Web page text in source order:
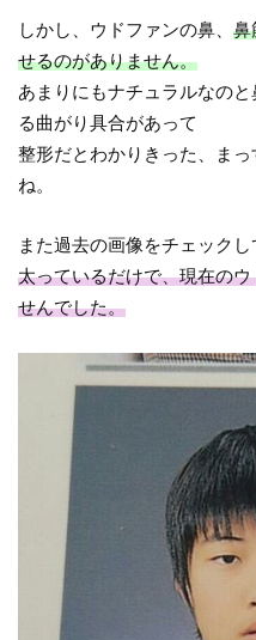
しかし、ウドファンの鼻、鼻
せるのがありません。
あまりにもナチュラルなの
る曲がり具合があって
整形だとわかりきった、ま
ね。
また過去の画像をチェック
太っているだけで、現在の
せんでした。